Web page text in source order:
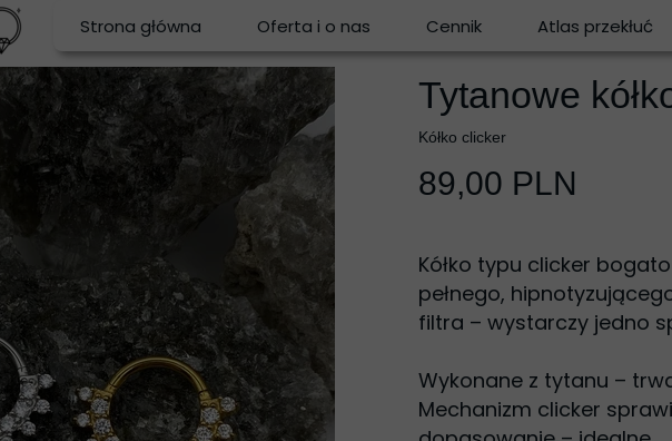
Strona główna Oferta i o nas Cennik Atlas przekłuć
Kółko clicker
Kółko typu clicker
pełnego,
filtra – wystarczy jedno
Wykonane z tytanu –
Mechanizm clicker
89,00 PLN
Tytanowe